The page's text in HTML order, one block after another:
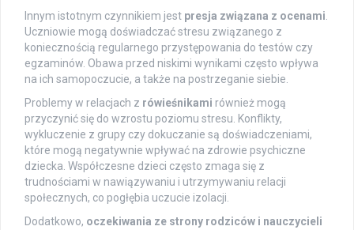
Innym istotnym czynnikiem jest presja związana z ocenami.
Uczniowie mogą doświadczać stresu związanego z
koniecznością regularnego przystępowania do testów czy
egzaminów. Obawa przed niskimi wynikami często wpływa
na ich samopoczucie, a także na postrzeganie siebie.
Problemy w relacjach z rówieśnikami również mogą
przyczynić się do wzrostu poziomu stresu. Konflikty,
wykluczenie z grupy czy dokuczanie są doświadczeniami,
które mogą negatywnie wpływać na zdrowie psychiczne
dziecka. Współczesne dzieci często zmaga się z
trudnościami w nawiązywaniu i utrzymywaniu relacji
społecznych, co pogłębia uczucie izolacji.
Dodatkowo, oczekiwania ze strony rodziców i nauczycieli